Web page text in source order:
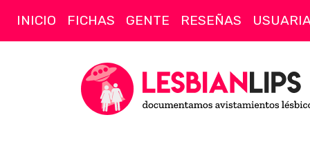
INICIO FICHAS GENTE RESEÑAS